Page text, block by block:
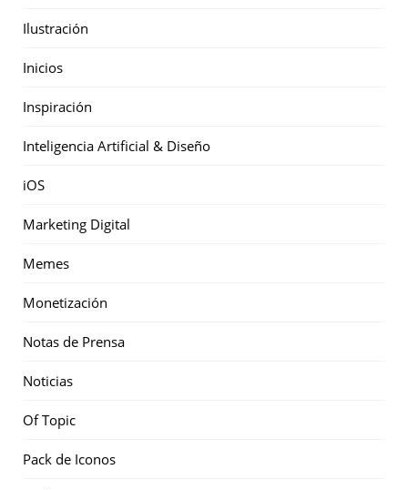
Ilustración
Inicios
Inspiración
Inteligencia Artificial & Diseño
iOS
Marketing Digital
Memes
Monetización
Notas de Prensa
Noticias
Of Topic
Pack de Iconos